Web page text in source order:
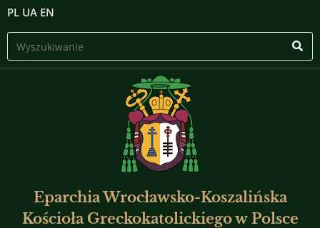
PL UA EN
Eparchia Wrocławsko-Koszalińska
Kościoła Greckokatolickiego w Polsce